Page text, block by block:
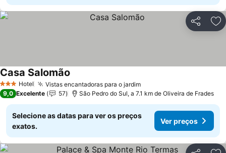
Partilhar
3 EstrelasHotel Vistas encantadoras para o jardimVer preços
Casa Salomão
9,0 Excelente 57 São Pedro do Sul, a 7.1 km de Oliveira de Frades
Selecione as datas para ver os preços
exatos.
Ver preços